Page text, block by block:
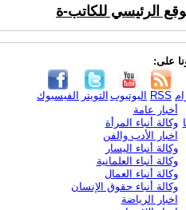
الرئيسي للكاتب-ة
على:
الفيسبوك التويتر اليوتيوب RSS
أخبار عامة
وكالة أنباء المرأة
اخبار الأدب والفن
وكالة أنباء اليسار
وكالة أنباء العلمانية
وكالة أنباء العمال
وكالة أنباء حقوق الإنسان
اخبار الرياضة